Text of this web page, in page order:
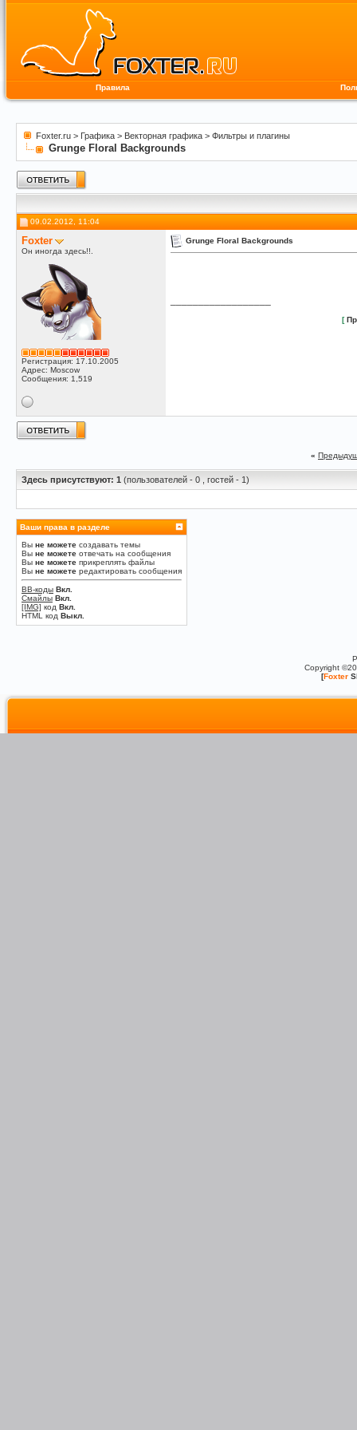
Правила
Foxter.ru > Графика > Векторная графика > Фильтры и плагины
Grunge Floral Backgrounds
09.02.2012, 11:04
Foxter
Он иногда здесь!!.
Регистрация: 17.10.2005
Адрес: Moscow
Сообщения: 1,519
Grunge Floral Backgrounds
[
«
Здесь присутствуют: 1 (пользователей - 0 , гостей - 1)
Ваши права в разделе
Вы не можете создавать темы
Вы не можете отвечать на сообщения
Вы не можете прикреплять файлы
Вы не можете редактировать сообщения
BB-коды Вкл.
Смайлы Вкл.
[IMG] код Вкл.
HTML код Выкл.
Copyright
[Foxter